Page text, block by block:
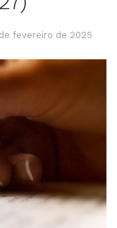
fevereiro de 2025